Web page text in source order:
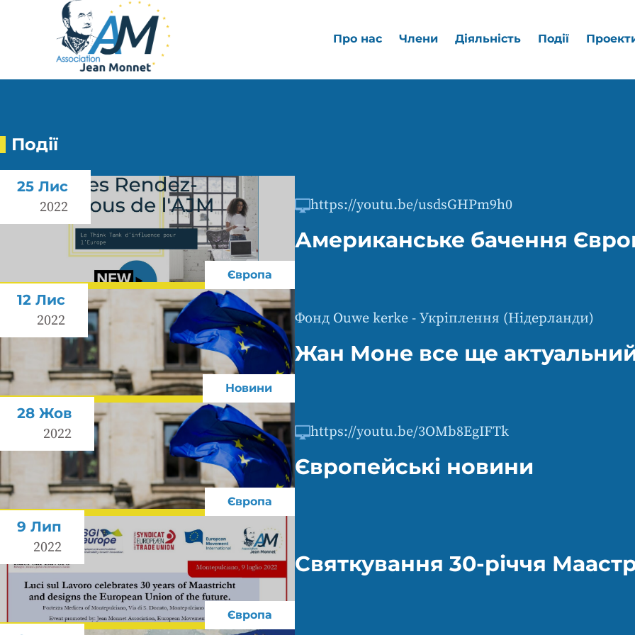
Про нас Члени Діяльність Події
Події
25 Лис
2022
Європа
https://youtu.be/usdsGHPm9h0
Американське бачення
12 Лис
2022
Новини
Фонд Ouwe kerke - Укріплення (Нідерланди)
Жан Моне все ще
28 Жов
2022
Європа
https://youtu.be/3OMb8EgIFTk
Європейські новини
9 Лип
2022
Європа
Святкування 30-річчя